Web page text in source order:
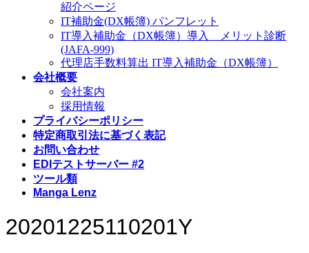
紹介ページ
IT補助金(DX帳簿) パンフレット
IT導入補助金（DX帳簿）導入 メリット診断
(JAFA-999)
代理店手数料算出 IT導入補助金（DX帳簿）
会社概要
会社案内
採用情報
プライバシーポリシー
特定商取引法に基づく表記
お問い合わせ
EDIテストサーバー #2
ツール類
Manga Lenz
20201225110201Y